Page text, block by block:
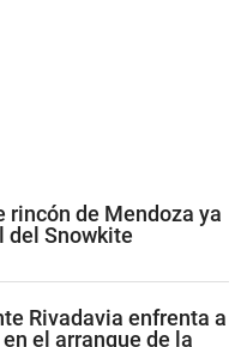
rincón de Mendoza ya
del Snowkite
Rivadavia enfrenta a
el arranque de la